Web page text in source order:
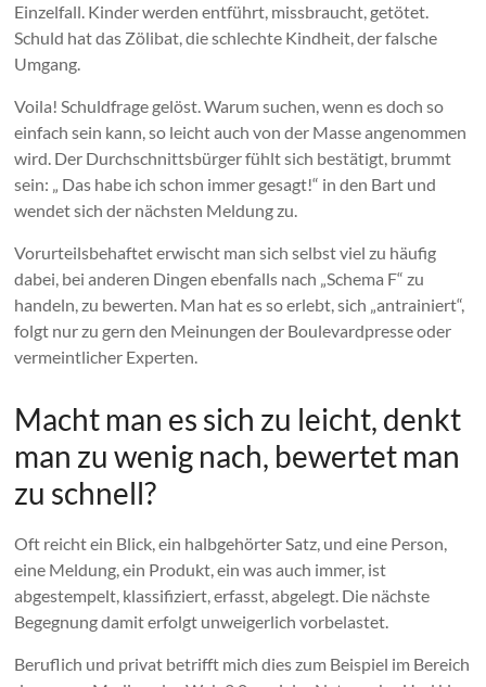
Einzelfall. Kinder werden entführt, missbraucht, getötet.
Schuld hat das Zölibat, die schlechte Kindheit, der falsche
Umgang.
Voila! Schuldfrage gelöst. Warum suchen, wenn es doch so
einfach sein kann, so leicht auch von der Masse angenommen
wird. Der Durchschnittsbürger fühlt sich bestätigt, brummt
sein: „ Das habe ich schon immer gesagt!“ in den Bart und
wendet sich der nächsten Meldung zu.
Vorurteilsbehaftet erwischt man sich selbst viel zu häufig
dabei, bei anderen Dingen ebenfalls nach „Schema F“ zu
handeln, zu bewerten. Man hat es so erlebt, sich „antrainiert“,
folgt nur zu gern den Meinungen der Boulevardpresse oder
vermeintlicher Experten.
Macht man es sich zu leicht, denkt
man zu wenig nach, bewertet man
zu schnell?
Oft reicht ein Blick, ein halbgehörter Satz, und eine Person,
eine Meldung, ein Produkt, ein was auch immer, ist
abgestempelt, klassifiziert, erfasst, abgelegt. Die nächste
Begegnung damit erfolgt unweigerlich vorbelastet.
Beruflich und privat betrifft mich dies zum Beispiel im Bereich